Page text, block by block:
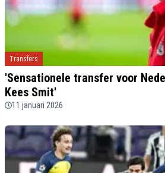
Transfers
'Sensationele transfer voor
Kees Smit'
11 januari 2026